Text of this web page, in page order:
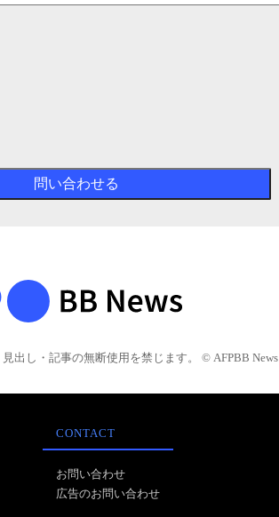
出し・記事の無断使用を禁じます。 © AFPBB News
CONTACT
お問い合わせ
広告のお問い合わせ